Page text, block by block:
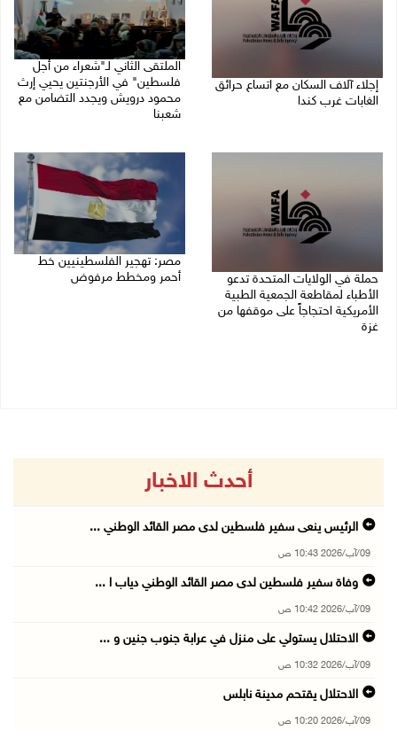
إجلاء آلاف السكان مع اتساع حرائق
الغابات غرب كندا
الملتقى الثاني لـ"شعراء من أجل
فلسطين" في الأرجنتين يحيي إرث
محمود درويش ويجدد التضامن مع
شعبنا
حملة في الولايات المتحدة تدعو
الأطباء لمقاطعة الجمعية الطبية
الأمريكية احتجاجاً على موقفها من
غزة
مصر: تهجير الفلسطينيين خط
أحمر ومخطط مرفوض
أحدث الاخبار
الرئيس ينعى سفير فلسطين لدى مصر القائد الوطني ...
09/آب/2026 10:43 ص
وفاة سفير فلسطين لدى مصر القائد الوطني دياب ا ...
09/آب/2026 10:42 ص
الاحتلال يستولي على منزل في عرابة جنوب جنين و ...
09/آب/2026 10:32 ص
الاحتلال يقتحم مدينة نابلس
09/آب/2026 10:20 ص